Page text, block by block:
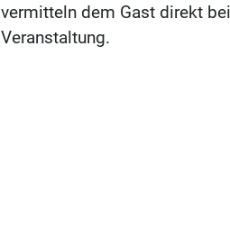
vermitteln dem Gast direkt
Veranstaltung.